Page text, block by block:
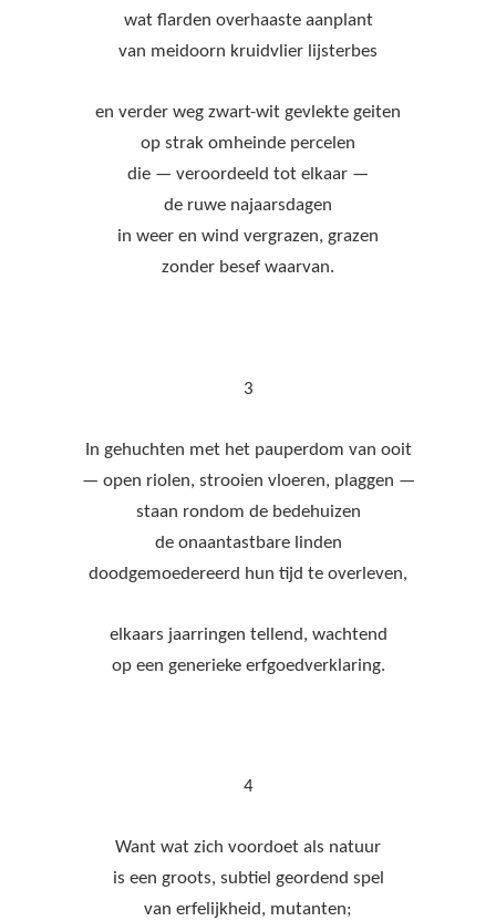
wat flarden overhaaste aanplant
van meidoorn kruidvlier lijsterbes
en verder weg zwart-wit gevlekte geiten
op strak omheinde percelen
die — veroordeeld tot elkaar —
de ruwe najaarsdagen
in weer en wind vergrazen, grazen
zonder besef waarvan.
3
In gehuchten met het pauperdom van ooit
— open riolen, strooien vloeren, plaggen —
staan rondom de bedehuizen
de onaantastbare linden
doodgemoedereerd hun tijd te overleven,
elkaars jaarringen tellend, wachtend
op een generieke erfgoedverklaring.
4
Want wat zich voordoet als natuur
is een groots, subtiel geordend spel
van erfelijkheid, mutanten;